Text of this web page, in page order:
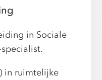
in Sociale
in ruimtelijke